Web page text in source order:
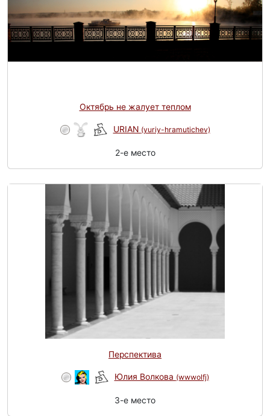
Октябрь не жалует теплом
URIAN (yuriy-hramutichev)
2-e место
Перспектива
Юлия Волкова (wwwolfj)
3-e место